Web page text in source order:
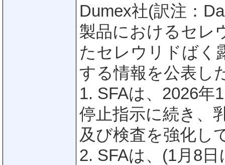
Dumex社(訳注：
製品におけるセレ
たセレウリドばく
する情報を公表し
1. SFAは、2026年
停止指示に続き、
及び検査を強化し
2. SFAは、(1月8